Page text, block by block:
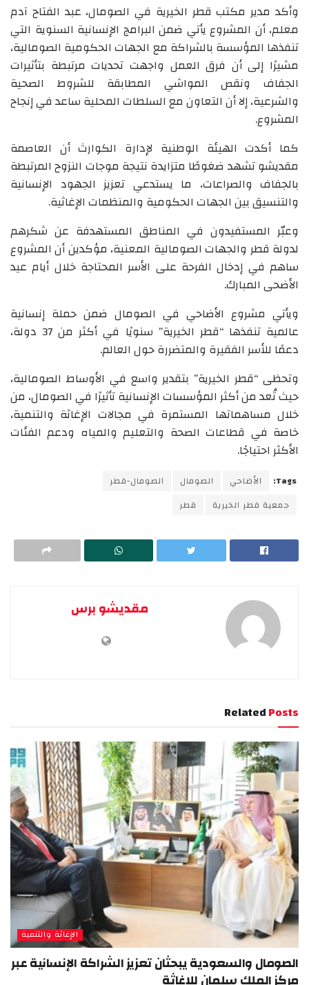
وأكد مدير مكتب قطر الخيرية في الصومال، عبد الفتاح آدم
معلم، أن المشروع يأتي ضمن البرامج الإنسانية السنوية التي
تنفذها المؤسسة بالشراكة مع الجهات الحكومية الصومالية،
مشيرًا إلى أن فرق العمل واجهت تحديات مرتبطة بتأثيرات
الجفاف ونقص المواشي المطابقة للشروط الصحية
والشرعية، إلا أن التعاون مع السلطات المحلية ساعد في إنجاح
المشروع.
كما أكدت الهيئة الوطنية لإدارة الكوارث أن العاصمة
مقديشو تشهد ضغوطًا متزايدة نتيجة موجات النزوح المرتبطة
بالجفاف والصراعات، ما يستدعي تعزيز الجهود الإنسانية
والتنسيق بين الجهات الحكومية والمنظمات الإغاثية.
وعبّر المستفيدون في المناطق المستهدفة عن شكرهم
لدولة قطر والجهات الصومالية المعنية، مؤكدين أن المشروع
ساهم في إدخال الفرحة على الأسر المحتاجة خلال أيام عيد
الأضحى المبارك.
ويأتي مشروع الأضاحي في الصومال ضمن حملة إنسانية
عالمية تنفذها “قطر الخيرية” سنويًا في أكثر من 37 دولة،
دعمًا للأسر الفقيرة والمتضررة حول العالم.
وتحظى “قطر الخيرية” بتقدير واسع في الأوساط الصومالية،
حيث تُعد من أكثر المؤسسات الإنسانية تأثيرًا في الصومال، من
خلال مساهماتها المستمرة في مجالات الإغاثة والتنمية،
خاصة في قطاعات الصحة والتعليم والمياه ودعم الفئات
الأكثر احتياجًا.
Tags: الأضاحي الصومال
الصومال-قطر
جمعية قطر الخيرية
قطر
مقديشو برس
RelatedPosts
الإغاثة والتنمية
الصومال والسعودية يبحثان تعزيز الشراكة الإنسانية عبر
مركز الملك سلمان للإغاثة